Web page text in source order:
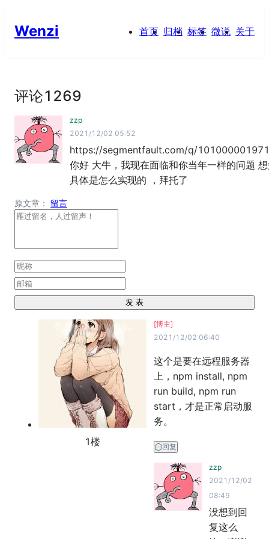
Wenzi 首页 归档 标签 微说 关于
评论1269
zzp
2021/12/02 05:52
https://segmentfault.com/q/
你好 大牛，我现在面临和你当年一样的问题
具体是怎么实现的 ，拜托了
原文章： 留言
发 表
1楼
[博主]
2021/12/02 06:40
这个是要在远程服务器
上，npm install, npm
run build, npm run
start，才是正常启动服
务。
回复
zzp
2021/12/02
08:49
没想到回
复这么